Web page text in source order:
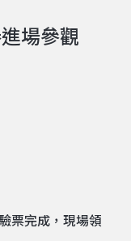
場參觀
票完成，現場領